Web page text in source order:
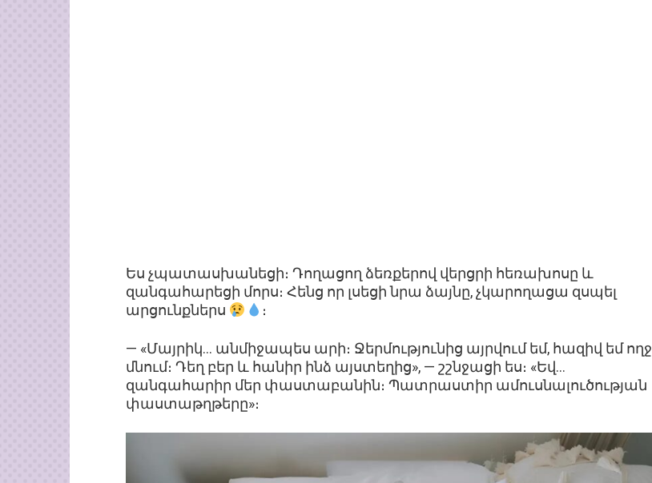
Ես չպատասխանեցի։ Դողացող ձեռքերով վերցրի հեռախոսը և
զանգահարեցի մորս։ Հենց որ լսեցի նրա ձայնը, չկարողացա զսպել
արցունքներս
։
— «Մայրիկ… անմիջապես արի։ Ջերմությունից այրվում եմ, հազիվ եմ ողջ
մնում։ Դեղ բեր և հանիր ինձ այստեղից», — շշնջացի ես։ «Եվ…
զանգահարիր մեր փաստաբանին։ Պատրաստիր ամուսնալուծության
փաստաթղթերը»։